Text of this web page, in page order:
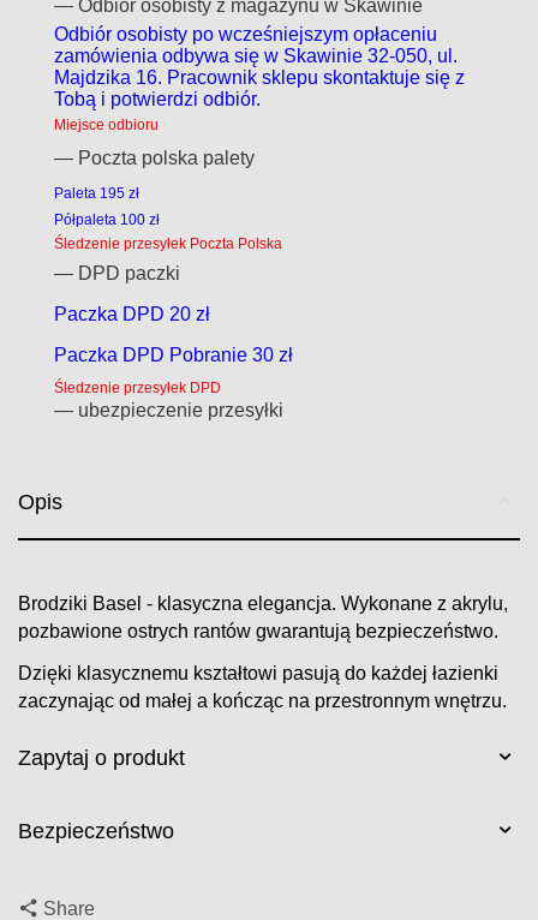
— Odbiór osobisty z magazynu w Skawinie
Odbiór osobisty po wcześniejszym opłaceniu
zamówienia odbywa się w Skawinie 32-050, ul.
Majdzika 16. Pracownik sklepu skontaktuje się z
Tobą i potwierdzi odbiór.
Miejsce odbioru
— Poczta polska palety
Paleta 195 zł
Półpaleta 100 zł
Śledzenie przesyłek Poczta Polska
— DPD paczki
Paczka DPD 20 zł
Paczka DPD Pobranie 30 zł
Śledzenie przesyłek DPD
— ubezpieczenie przesyłki
Opis
Brodziki Basel - klasyczna elegancja. Wykonane z akrylu,
pozbawione ostrych rantów gwarantują bezpieczeństwo.
Dzięki klasycznemu kształtowi pasują do każdej łazienki
zaczynając od małej a kończąc na przestronnym wnętrzu.
Zapytaj o produkt
Bezpieczeństwo
Share